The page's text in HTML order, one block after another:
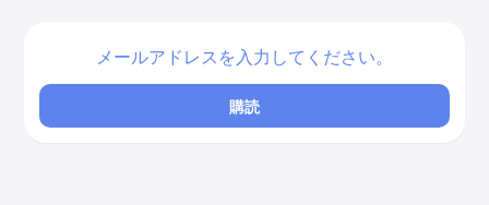
購読